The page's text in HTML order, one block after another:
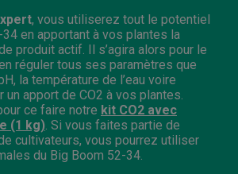
, vous utiliserez tout le potentiel
en apportant à vos plantes la
produit actif. Il s’agira alors pour le
réguler tous ses paramètres que
la température de l’eau voire
un apport de CO2 à vos plantes.
ce faire notre kit CO2 avec
(1 kg) . Si vous faites partie de
cultivateurs, vous pourrez utiliser
du Big Boom 52-34.